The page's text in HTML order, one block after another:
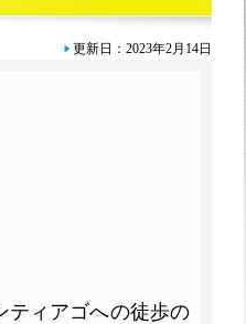
更新日：2023年2月14日
ティアゴへの徒歩の